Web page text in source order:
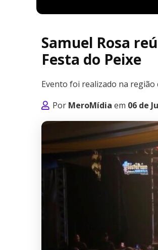
Samuel Rosa
Festa do Peixe
Evento foi realizado na
Por MeroMídia em 06 de